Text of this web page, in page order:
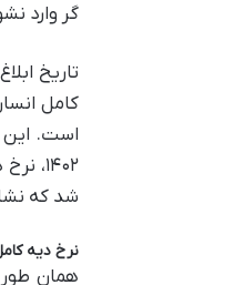
گر وارد
تاریخ
کامل
است. این
شد که
نرخ دیه کامل انسان
همان طور